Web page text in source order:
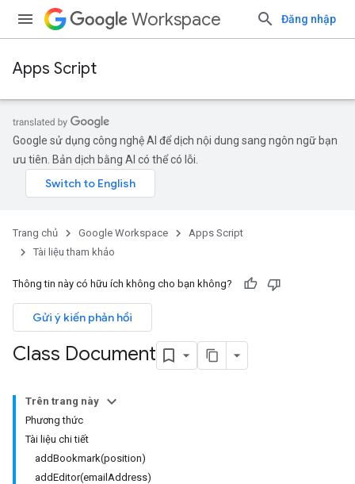
Workspace Đăng nhập
Apps Script
Google sử dụng công nghệ AI để dịch nội dung sang ngôn ngữ bạn
ưu tiên. Bản dịch bằng AI có thể có lỗi.
Trang chủ Google Workspace
Apps Script
Tài liệu tham khảo
Thông tin này có hữu ích không cho bạn không?
Gửi ý kiến phản hồi
Class Document
Trên trang này
Phương thức
Tài liệu chi tiết
addBookmark(position)
addEditor(emailAddress)